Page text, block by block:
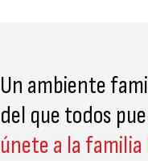
Un ambiente
del que todos
únete a la familia